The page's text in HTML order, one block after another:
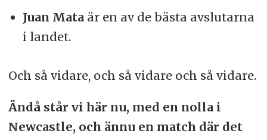
Juan Mataär en av de bästa avslutarna
i landet.
Och så vidare, och så vidare och så vidare.
Ändå står vi här nu, med en nolla i
Newcastle, och ännu en match där det